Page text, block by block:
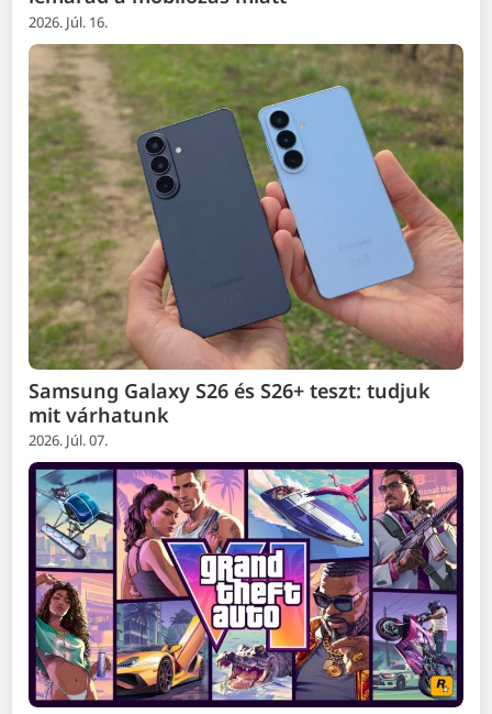
2026. Júl. 16.
Samsung Galaxy S26 és S26+ teszt: tudjuk
mit várhatunk
2026. Júl. 07.